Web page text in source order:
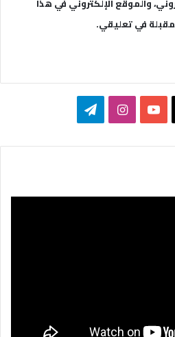
والموقع الإلكتروني في هذا
في تعليقي.
‫YouTubeانستقرامتيلقرام